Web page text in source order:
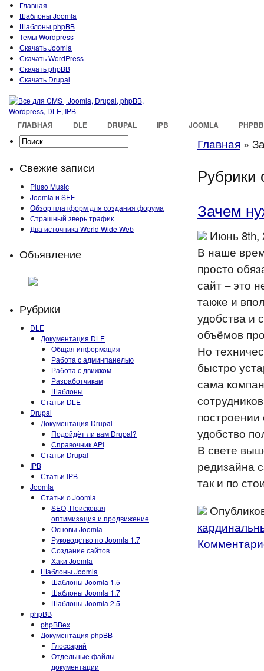
Главная
Шаблоны Joomla
Шаблоны phpBB
Темы Wordpress
Скачать Joomla
Скачать WordPress
Скачать phpBB
Скачать Drupal
ГЛАВНАЯ DLE DRUPAL IPB JOOMLA PHPBB
Свежие записи
Pluso Musiс
Joomla и SEF
Обзор платформ для создания форума
Страшный зверь трафик
Два источника World Wide Web
Объявление
Рубрики
DLE
Документация DLE
Общая информация
Работа с админпанелью
Работа с движком
Разработчикам
Шаблоны
Статьи DLE
Drupal
Документация Drupal
Подойдёт ли вам Drupal?
Справочник API
Статьи Drupal
IPB
Статьи IPB
Joomla
Статьи о Joomla
SEO, Поисковая
оптимизация и продвижение
Основы Joomla
Руководство по Joomla 1.7
Создание сайтов
Хаки Joomla
Шаблоны Joomla
Шаблоны Joomla 1.5
Шаблоны Joomla 1.7
Шаблоны Joomla 2.5
phpBB
phpBBex
Документация phpBB
Глоссарий
Отдельные файлы
документации
Главная »
Рубрики
Зачем
Июнь 8th,
В наше
просто
сайт – это
также и
удобства и
объёмов
Но
быстро
сама
удобство
В свете
редизайна
так и по